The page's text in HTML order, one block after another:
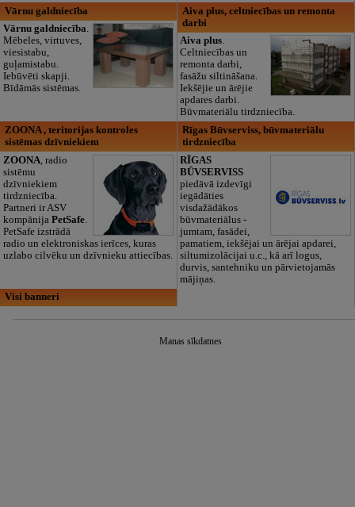
Vārnu galdniecība
Vārnu galdniecība.
Mēbeles, virtuves,
viesistabu,
guļamistabu.
Iebūvēti skapji.
Bīdāmās sistēmas.
Aiva plus, celtniecības un remonta
darbi
Aiva plus.
Celtniecības un
remonta darbi,
fasāžu siltināšana.
Iekšējie un ārējie
apdares darbi.
Būvmateriālu tirdzniecība.
ZOONA , teritorijas kontroles
sistēmas dzīvniekiem
ZOONA, radio
sistēmu
dzīvniekiem
tirdzniecība.
Partneri ir ASV
kompānija PetSafe.
PetSafe izstrādā
radio un elektroniskas ierīces, kuras
uzlabo cilvēku un dzīvnieku attiecības.
Rīgas Būvserviss, būvmateriālu
tirdzniecība
RĪGAS
BŪVSERVISS
piedāvā izdevīgi
iegādāties
visdažādākos
būvmateriālus -
jumtam, fasādei,
pamatiem, iekšējai un ārējai apdarei,
siltumizolācijai u.c., kā arī logus,
durvis, santehniku un pārvietojamās
mājiņas.
Visi banneri
Manas sīkdatnes